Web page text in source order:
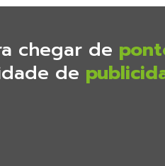
chegar de
de